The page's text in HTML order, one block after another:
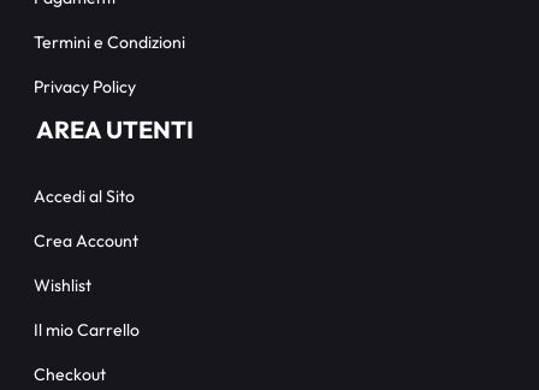
Termini e Condizioni
Privacy Policy
AREA UTENTI
Accedi al Sito
Crea Account
Wishlist
Il mio Carrello
Checkout